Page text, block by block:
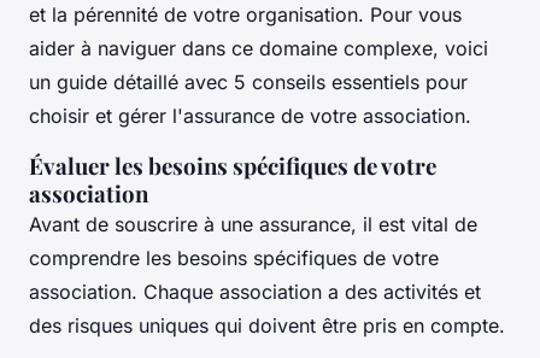
et la pérennité de votre organisation. Pour vous
aider à naviguer dans ce domaine complexe, voici
un guide détaillé avec 5 conseils essentiels pour
choisir et gérer l'assurance de votre association.
Évaluer les besoins spécifiques de votre
association
Avant de souscrire à une assurance, il est vital de
comprendre les besoins spécifiques de votre
association. Chaque association a des activités et
des risques uniques qui doivent être pris en compte.